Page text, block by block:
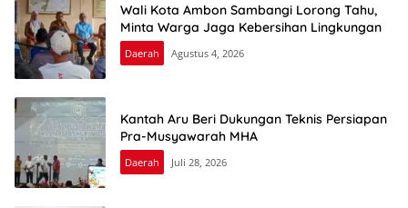
Wali Kota Ambon Sambangi Lorong Tahu,
Minta Warga Jaga Kebersihan Lingkungan
Daerah Agustus 4, 2026
Kantah Aru Beri Dukungan Teknis Persiapan
Pra-Musyawarah MHA
Daerah Juli 28, 2026